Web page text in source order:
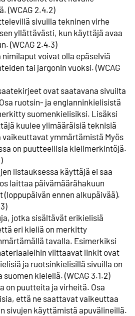
(WCAG 2.4.2)
sivuilla tekninen virhe
yllättävästi, kun käyttäjä avaa
(WCAG 2.4.3)
voivat olla epäselviä
tai jargonin vuoksi. (WCAG
ovat saatavana sivuilta
ruotsin- ja englanninkielisistä
suomenkielisiksi. Lisäksi
kuulee ylimääräisiä teknisiä
ymmärtämistä Myös
on puutteellisia kielimerkintöjä.
listauksessa käyttäjä ei saa
laittaa päivämäärähakuun
ennen alkupäivää).
jotka sisältävät erikielisiä
eri kieliä on merkitty
tavalla. Esimerkiksi
viittaavat linkit ovat
ja ruotsinkielisillä sivuilla on
kielellä. (WCAG 3.1.2)
on puutteita ja virheitä. Osa
että ne saattavat vaikeuttaa
sivujen käyttämistä apuvälineillä.